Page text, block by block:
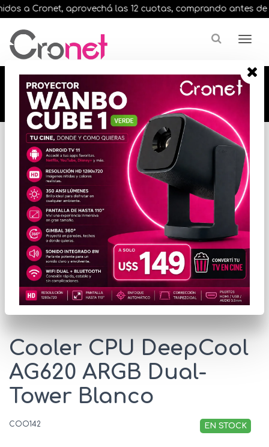
a Cronet, aprovechá las 12 cuotas, comprando antes de
🔥🔥🔥 12 cuotas, en todos nuestros artículos,
comprando antes de las 13 hrs. envíos en el
día 🔥🔥🔥
Inicio
VARIOS INFORMATICA
ACCESORIOS VARIOS
Cooler CPU DeepCool
AG620 ARGB Dual-
Tower Blanco
COO142 EN STOCK